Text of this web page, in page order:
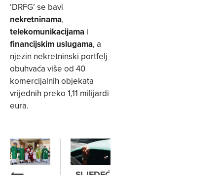
‘DRFG’ se bavi
nekretninama,
telekomunikacijama i
financijskim uslugama, a
njezin nekretninski portfelj
obuhvaća više od 40
komercijalnih objekata
vrijednih preko 1,11 milijardi
eura.